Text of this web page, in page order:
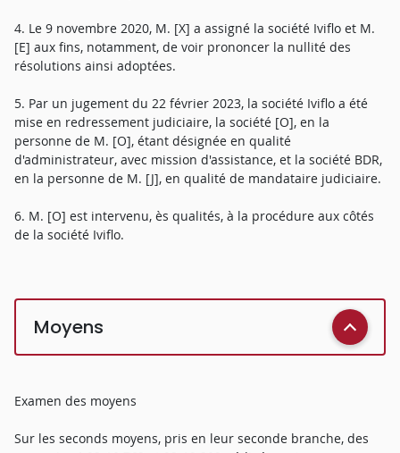
4. Le 9 novembre 2020, M. [X] a assigné la société Iviflo et M.
[E] aux fins, notamment, de voir prononcer la nullité des
résolutions ainsi adoptées.
5. Par un jugement du 22 février 2023, la société Iviflo a été
mise en redressement judiciaire, la société [O], en la
personne de M. [O], étant désignée en qualité
d'administrateur, avec mission d'assistance, et la société BDR,
en la personne de M. [J], en qualité de mandataire judiciaire.
6. M. [O] est intervenu, ès qualités, à la procédure aux côtés
de la société Iviflo.
Moyens
Examen des moyens
Sur les seconds moyens, pris en leur seconde branche, des